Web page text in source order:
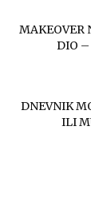
MAKEOVER
DIO –
DNEVNIK
ILI